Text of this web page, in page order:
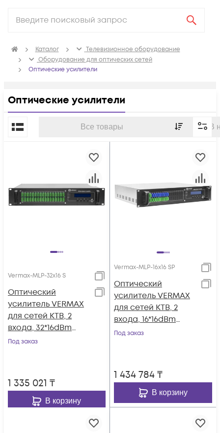
Каталог
Телевизионное оборудование
Оборудование для оптических сетей
Оптические усилители
Оптические усилители
Все товары В
По популярности
Vermax-MLP-32x16 S
Оптический
усилитель VERMAX
для сетей КТВ, 2
входа, 32*16dBm
выхода
Под заказ
1 335 021 ₸
В корзину
Vermax-MLP-16x16 SP
Оптический
усилитель VERMAX
для сетей КТВ, 2
входа, 16*16dBm
выхода, WDM
Под заказ
1 434 784₸
В корзину